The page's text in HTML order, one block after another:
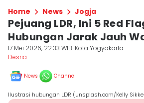
Home News Jogja
Pejuang LDR, Ini 5 Red
Hubungan Jarak Jauh
17 Mei 2026, 22:33 WIB Kota Yogyakarta
Desria
News Channel
Ilustrasi hubungan LDR (unsplash.com/Kelly